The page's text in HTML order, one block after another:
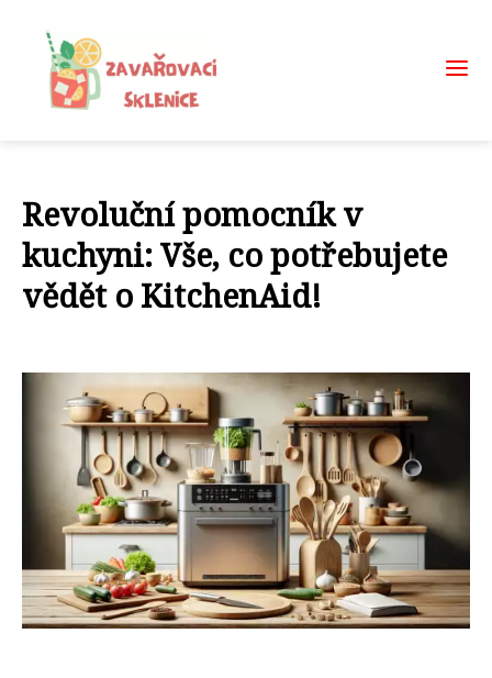
Revoluční pomocník v
kuchyni: Vše, co potřebujete
vědět o KitchenAid!